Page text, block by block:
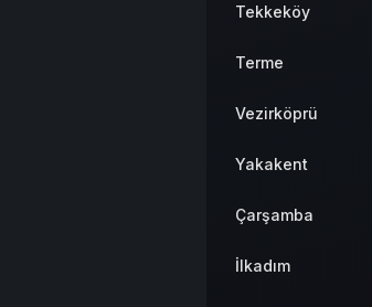
Tekkeköy
Terme
Vezirköprü
Yakakent
Çarşamba
İlkadım